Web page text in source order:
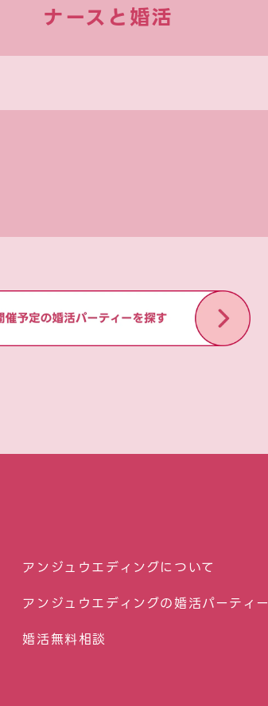
ナースと婚活
アンジュウエディングについて
アンジュウエディングの婚活パーティー
婚活無料相談